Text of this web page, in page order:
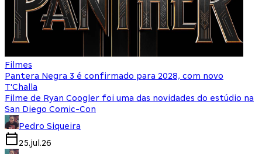
Filmes
Pantera Negra 3 é confirmado para 2028, com novo
T'Challa
Filme de Ryan Coogler foi uma das novidades do estúdio na
San Diego Comic-Con
Pedro Siqueira
25.jul.26